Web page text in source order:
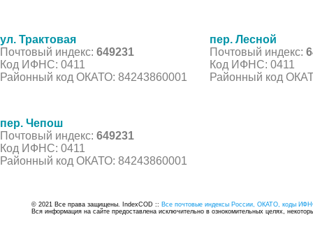
ул. Трактовая
Почтовый индекс: 649231
Код ИФНС: 0411
Районный код ОКАТО: 84243860001
пер. Лесной
Почтовый индекс:
Код ИФНС: 0411
Районный код
пер. Чепош
Почтовый индекс: 649231
Код ИФНС: 0411
Районный код ОКАТО: 84243860001
© 2021 Все права защищены. IndexCOD :: Все почтовые индексы России, ОКАТО, коды
Вся информация на сайте предоставлена исключительно в ознокомительных целях,